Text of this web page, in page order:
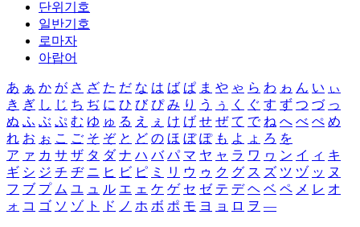
단위기호
일반기호
로마자
아랍어
あ ぁ か が さ ざ た だ な は ば ぱ ま や ゃ ら わ ゎ ん い ぃ
き ぎ し じ ち ぢ に ひ び ぴ み り う ぅ く ぐ す ず つ づ っ
ぬ ふ ぶ ぷ む ゆ ゅ る え ぇ け げ せ ぜ て で ね へ べ ぺ め
れ お ぉ こ ご そ ぞ と ど の ほ ぼ ぽ も よ ょ ろ を
ア ァ カ サ ザ タ ダ ナ ハ バ パ マ ヤ ャ ラ ワ ヮ ン イ ィ キ
ギ シ ジ チ ヂ ニ ヒ ビ ピ ミ リ ウ ゥ ク グ ス ズ ツ ヅ ッ ヌ
フ ブ プ ム ユ ュ ル エ ェ ケ ゲ セ ゼ テ デ ヘ ベ ペ メ レ オ
ォ コ ゴ ソ ゾ ト ド ノ ホ ボ ポ モ ヨ ョ ロ ヲ ―